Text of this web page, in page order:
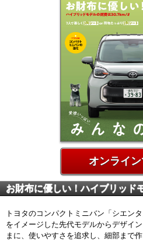
オンライ
お財布に優しい！ハイブリッド
トヨタのコンパクトミニバン「シエン
をイメージした先代モデルからデザイ
まに、使いやすさを追求し、細部まで